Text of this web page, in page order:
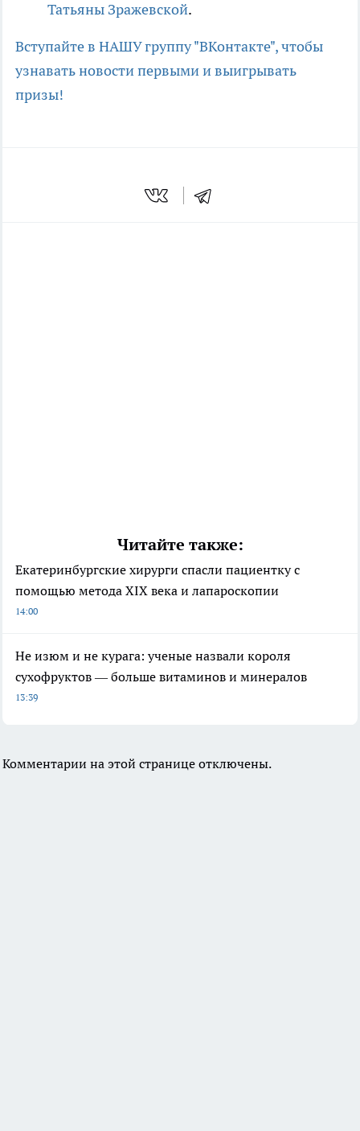
Татьяны Зражевской.
Вступайте в НАШУ группу "ВКонтакте", чтобы
узнавать новости первыми и выигрывать
призы!
Читайте также:
Екатеринбургские хирурги спасли пациентку с
помощью метода XIX века и лапароскопии
14:00
Не изюм и не курага: ученые назвали короля
сухофруктов — больше витаминов и минералов
13:39
Комментарии на этой странице отключены.